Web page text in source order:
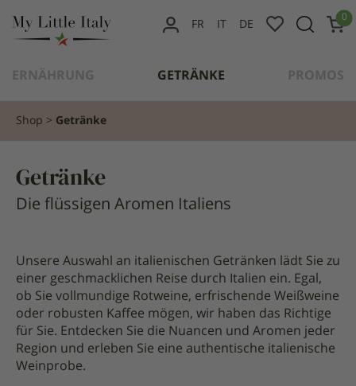
ERNÄHRUNG GETRÄNKE PROMOS
FR DE
0
Shop Getränke
Getränke
Die flüssigen Aromen Italiens
Unsere Auswahl an italienischen Getränken lädt Sie zu
einer geschmacklichen Reise durch Italien ein. Egal,
ob Sie vollmundige Rotweine, erfrischende Weißweine
oder robusten Kaffee mögen, wir haben das Richtige
für Sie. Entdecken Sie die Nuancen und Aromen jeder
Region und erleben Sie eine authentische italienische
Weinprobe.